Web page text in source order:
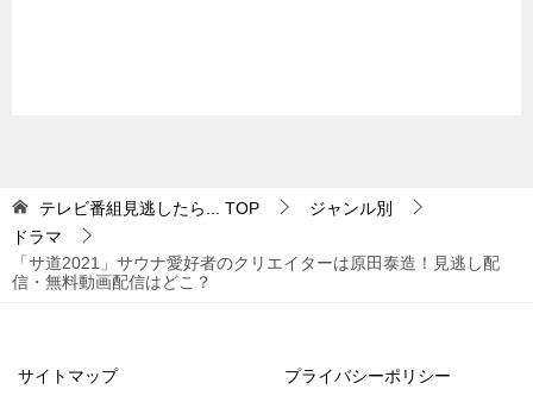
テレビ番組見逃したら... TOP
ジャンル別
ドラマ
「サ道2021」サウナ愛好者のクリエイターは原田泰造！見逃し配
信・無料動画配信はどこ？
サイトマップ プライバシーポリシー